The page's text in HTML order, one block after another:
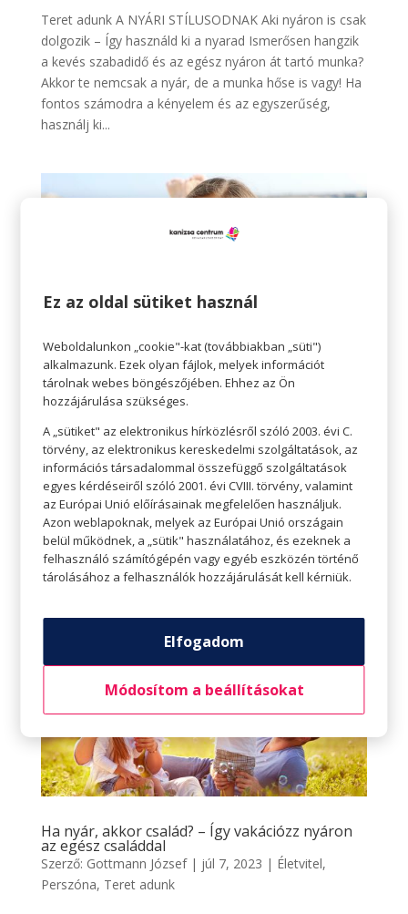
Teret adunk A NYÁRI STÍLUSODNAK Aki nyáron is csak
dolgozik – Így használd ki a nyarad Ismerősen hangzik
a kevés szabadidő és az egész nyáron át tartó munka?
Akkor te nemcsak a nyár, de a munka hőse is vagy! Ha
fontos számodra a kényelem és az egyszerűség,
használj ki...
Merülj el a nyárias hangulatban – Vízimádóként
is élvezd ki az idei nyarat
Szerző:Gottmann József|
Perszóna, Teret adunk
Teret adunk A NYÁRI STÍLUSODNAK Merülj el a
nyárias hangulatban – Vízimádóként is élvezd ki az idei
nyarat Ha nyár, akkor neked csak a vízpart játszik?
Csak akkor jössz ki a vízből, ha már kirángatnak? Ha
tényleg kis hableány vagy, aki a nyári hónapokban a
medence...
Ha nyár, akkor család? – Így vakációzz nyáron
az egész családdal
Szerző: Gottmann József| júl 7, 2023 | Életvitel,
Perszóna, Teret adunk
Ez az oldal sütiket használ
Weboldalunkon „cookie"-kat (továbbiakban „süti")
alkalmazunk. Ezek olyan fájlok, melyek információt
tárolnak webes böngészőjében. Ehhez az Ön
hozzájárulása szükséges.
A „sütiket" az elektronikus hírközlésről szóló 2003. évi C.
törvény, az elektronikus kereskedelmi szolgáltatások, az
információs társadalommal összefüggő szolgáltatások
egyes kérdéseiről szóló 2001. évi CVIII. törvény, valamint
az Európai Unió előírásainak megfelelően használjuk.
Azon weblapoknak, melyek az Európai Unió országain
belül működnek, a „sütik" használatához, és ezeknek a
felhasználó számítógépén vagy egyéb eszközén történő
tárolásához a felhasználók hozzájárulását kell kérniük.
Elfogadom
Módosítom a beállításokat